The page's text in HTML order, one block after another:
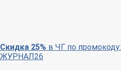
Скидка 25% в ЧГ по промокоду:
ЖУРНАЛ26